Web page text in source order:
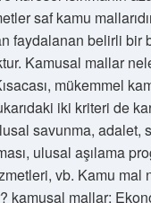
saf kamu
faydalanan belirli bir
Kamusal mallar
mükemmel
iki kriteri de
savunma, adalet,
ulusal aşılama
vb. Kamu mal
kamusal mallar;